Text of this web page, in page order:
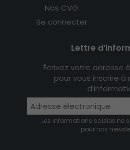
Nos CVG
Se connecter
Lettre
Écrivez votre adresse
pour vous inscrire
Les informations saisies ne
pour nos